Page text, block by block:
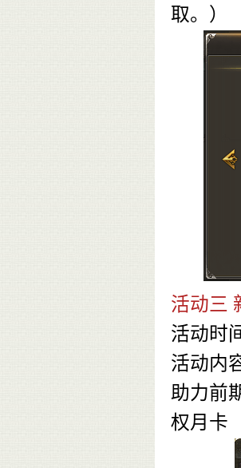
取。）
活动三
活动时
活动内
助力前
权月卡